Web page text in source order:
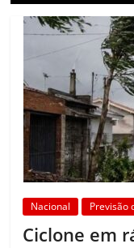
Nacional Previsão
Ciclone em